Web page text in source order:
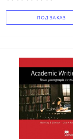
ПОД ЗАКАЗ